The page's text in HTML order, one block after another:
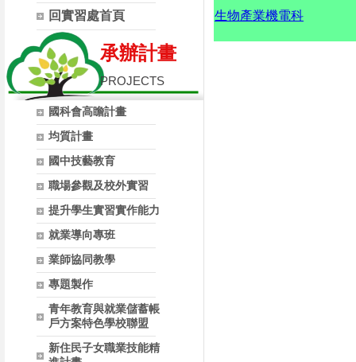
回實習處首頁
承辦計畫
PROJECTS
國科會高瞻計畫
均質計畫
國中技藝教育
職場參觀及校外實習
提升學生實習實作能力
就業導向專班
業師協同教學
專題製作
青年教育與就業儲蓄帳
戶方案特色學校聯盟
新住民子女職業技能精
生物產業機電科